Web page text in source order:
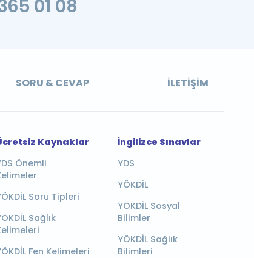
01 08
SORU & CEVAP İLETIŞIM
Kaynaklar
Önemli
Soru Tipleri
Sağlık
Fen Kelimeleri
İngilizce Sınavlar
YDS
YÖKDİL
YÖKDİL Sosyal
Bilimler
YÖKDİL Sağlık
Bilimleri